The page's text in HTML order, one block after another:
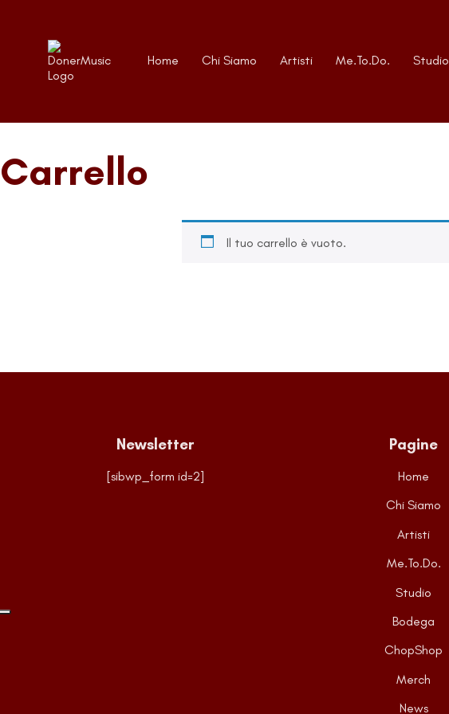
Home Chi Siamo Artisti Me.To.Do. Studio
Carrello
Il tuo carrello è vuoto.
Newsletter
[sibwp_form id=2]
Pagine
Home
Chi Siamo
Artisti
Me.To.Do.
Studio
Bodega
ChopShop
Merch
News